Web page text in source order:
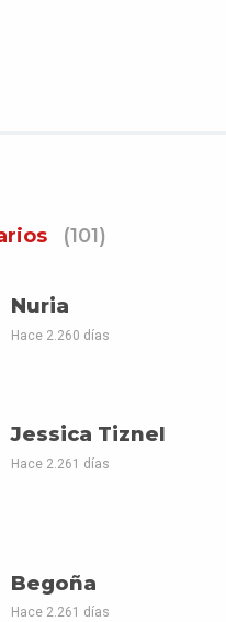
(101)
Nuria
Hace 2.260 días
Jessica Tiznel
Hace 2.261 días
Begoña
Hace 2.261 días